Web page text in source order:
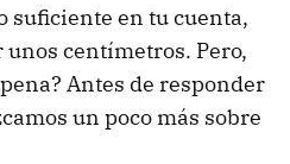
suficiente en tu cuenta,
centímetros. Pero,
Antes de responder
un poco más sobre